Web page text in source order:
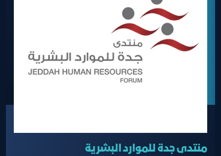
منتدى جدة للموارد البشرية